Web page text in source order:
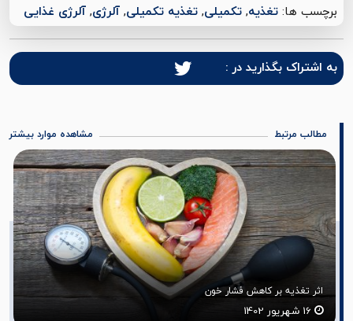
برچسب ها:تغذیه,تکمیلی,تغذیه تکمیلی,آلرژی,آلرژی غذایی
به اشتراک بگذارید در :
مطالب مرتبط مشاهده موارد بیشتر
رشد قدی مناسب
31 مرداد 1402